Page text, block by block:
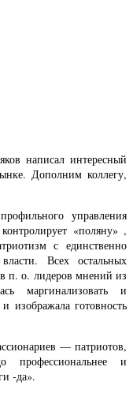
написал интересный
Дополним коллегу,
управления
«поляну» ,
с единственно
Всех остальных
п. о. лидеров мнений из
маргинализовать и
готовность
— патриотов,
профессиональнее и
-да».